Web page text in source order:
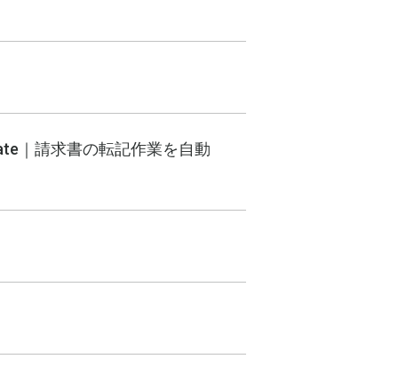
｜請求書の転記作業を自動